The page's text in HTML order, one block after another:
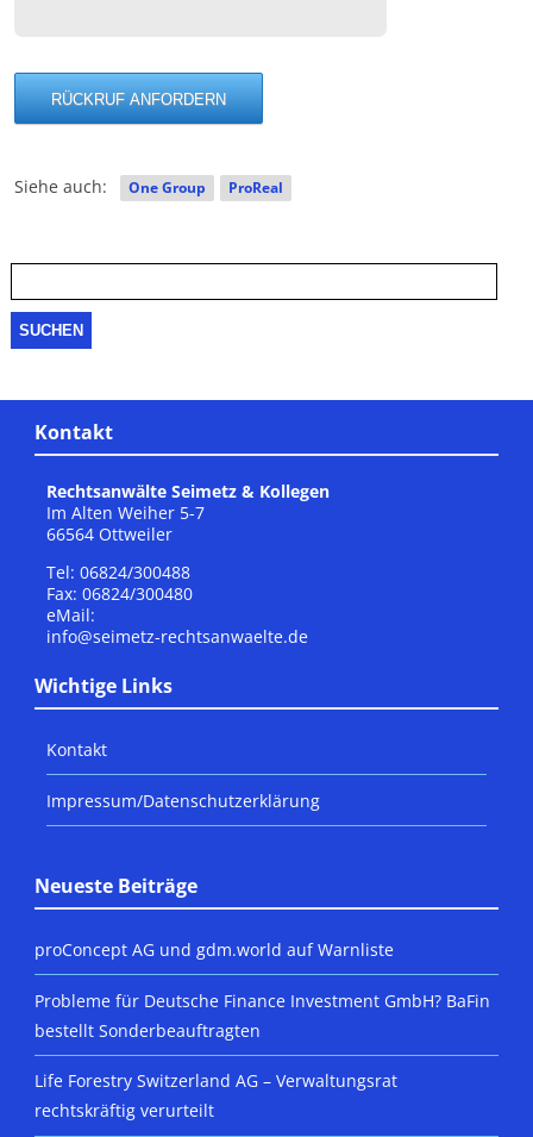
Siehe auch: One Group ProReal
nach:
Kontakt
Rechtsanwälte Seimetz & Kollegen
Im Alten Weiher 5-7
66564 Ottweiler
Tel: 06824/300488
Fax: 06824/300480
eMail:
info@seimetz-rechtsanwaelte.de
Wichtige Links
Kontakt
Impressum/Datenschutzerklärung
Neueste Beiträge
proConcept AG und gdm.world auf Warnliste
Probleme für Deutsche Finance Investment GmbH? BaFin
bestellt Sonderbeauftragten
Life Forestry Switzerland AG – Verwaltungsrat
rechtskräftig verurteilt